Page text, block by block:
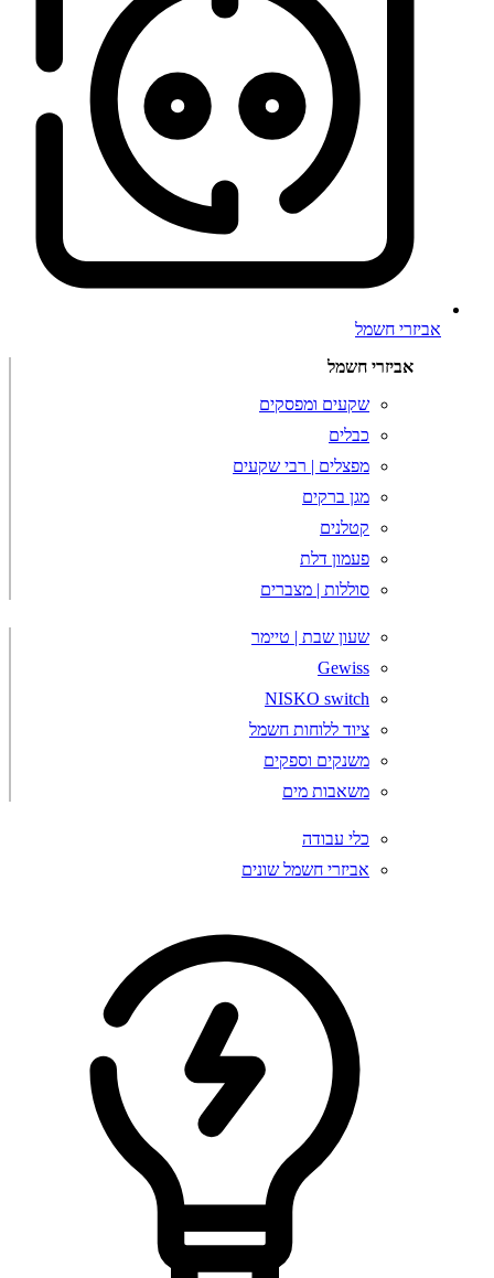
אביזרי חשמל
אביזרי חשמל
שקעים ומפסקים
כבלים
מפצלים | רבי שקעים
מגן ברקים
קטלנים
פעמון דלת
סוללות | מצברים
שעון שבת | טיימר
Gewiss
NISKO switch
ציוד ללוחות חשמל
משנקים וספקים
משאבות מים
כלי עבודה
אביזרי חשמל שונים